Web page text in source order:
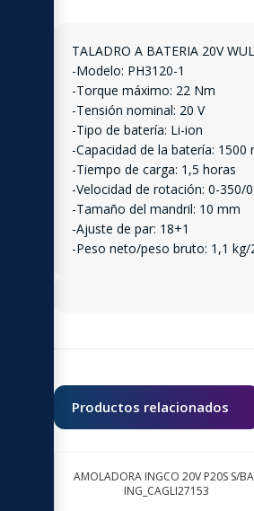
TALADRO A BATERIA 20V
-Modelo: PH3120-1
-Torque máximo: 22 Nm
-Tensión nominal: 20 V
-Tipo de batería: Li-ion
-Capacidad de la batería: 1500
-Tiempo de carga: 1,5 horas
-Velocidad de rotación: 0-350/
-Tamaño del mandril: 10 mm
-Ajuste de par: 18+1
-Peso neto/peso bruto: 1,1 kg/
Productos relacionados
AMOLADORA INGCO 20V P20S S/
ING_CAGLI27153